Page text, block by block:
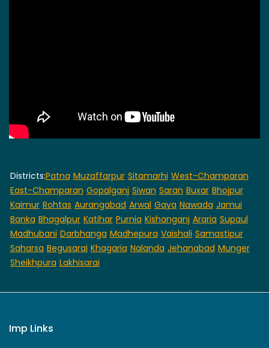
Districts:Patna Muzaffarpur Sitamarhi West-Champaran
East-Champaran Gopalganj Siwan Saran Buxar Bhojpur
Kaimur Rohtas Aurangabad Arwal Gaya Nawada Jamui
Banka Bhagalpur Katihar Purnia Kishanganj Araria Supaul
Madhubani Darbhanga Madhepura Vaishali Samastipur
Saharsa Begusarai Khagaria Nalanda Jehanabad Munger
Sheikhpura Lakhisarai
Imp Links